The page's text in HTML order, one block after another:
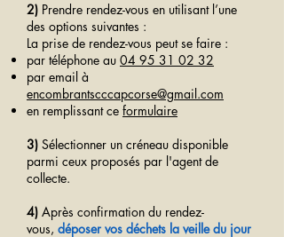
2) Prendre rendez-vous en utilisant l’une
des options suivantes :
La prise de rendez-vous peut se faire :
par téléphone au 04 95 31 02 32
par email à
encombrantscccapcorse@gmail.com
en remplissant ce formulaire
3) Sélectionner un créneau disponible
parmi ceux proposés par l'agent de
collecte.
4) Après confirmation du rendez-
vous, déposer vos déchets la veille du jour